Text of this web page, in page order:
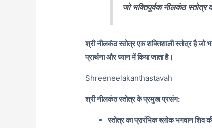
जो भक्तिपूर्वक नीलकंठ स्तोत्र
श्री नीलकंठ स्तोत्र एक शक्तिशाली स्तोत्र है
प्रार्थना और ध्यान में किया जाता है।
Shreeneelakanthastavah
श्री नीलकंठ स्तोत्र के प्रमुख प्रसंग:
स्तोत्र का प्रारंभिक श्लोक भगवान शिव